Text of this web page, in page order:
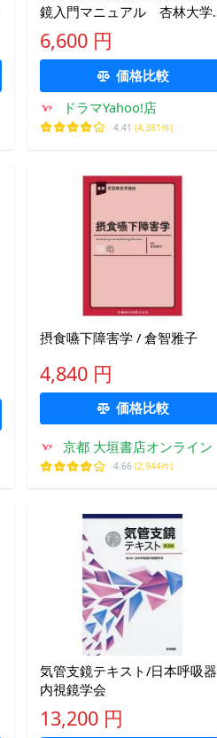
鏡入門マニュアル 杏林大学
呼吸器内科/編 石井晴之/編
集 小林史/編集
6,600 円
価格比較
ドラマYahoo!店
4.41 (4,381件)
摂食嚥下障害学 / 倉智雅子
4,840 円
価格比較
京都 大垣書店オンライン
4.66 (2,944件)
気管支鏡テキスト/日本呼吸器
内視鏡学会
13,200 円